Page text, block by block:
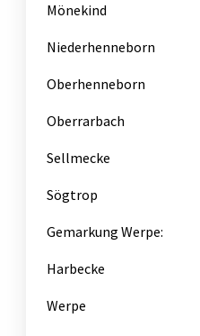
Mönekind
Niederhenneborn
Oberhenneborn
Oberrarbach
Sellmecke
Sögtrop
Gemarkung Werpe:
Harbecke
Werpe